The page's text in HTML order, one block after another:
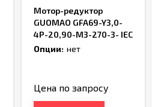
Мотор-редуктор
GUOMAO GFA69-Y3,0-
4P-20,90-M3-270-3- IEC
Опции: нет
Цена по запросу